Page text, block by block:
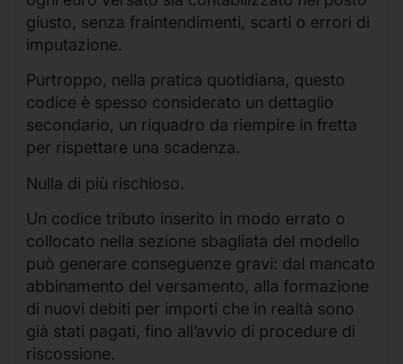
giusto, senza fraintendimenti, scarti o errori di
imputazione.
Purtroppo, nella pratica quotidiana, questo
codice è spesso considerato un dettaglio
secondario, un riquadro da riempire in fretta
per rispettare una scadenza.
Nulla di più rischioso.
Un codice tributo inserito in modo errato o
collocato nella sezione sbagliata del modello
può generare conseguenze gravi: dal mancato
abbinamento del versamento, alla formazione
di nuovi debiti per importi che in realtà sono
già stati pagati, fino all’avvio di procedure di
riscossione.